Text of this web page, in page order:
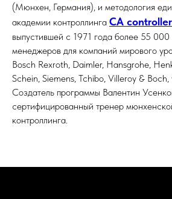
(Мюнхен, Германия), и методология
академии контроллинга CA
выпустившей с 1971 года более 55 000
менеджеров для компаний мирового
Bosch Rexroth, Daimler, Hansgrohe,
Schein, Siemens, Tchibo, Villeroy & Boch,
Создатель программы Валентин
сертифицированный тренер
контроллинга.